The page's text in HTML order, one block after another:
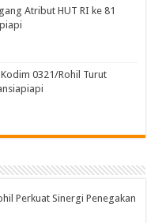
Atribut HUT RI ke 81
0321/Rohil Turut
Perkuat Sinergi Penegakan